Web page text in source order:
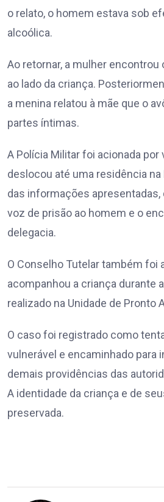
o relato, o homem estava sob
alcoólica.
Ao retornar, a mulher
ao lado da criança.
a menina relatou à mãe que o
partes íntimas.
A Polícia Militar foi acionada por
deslocou até uma residência na
das informações
voz de prisão ao homem e o
delegacia.
O Conselho Tutelar também foi
acompanhou a criança durante
realizado na Unidade de Pronto
O caso foi registrado como
vulnerável e encaminhado para
demais providências das
A identidade da criança e de
preservada.